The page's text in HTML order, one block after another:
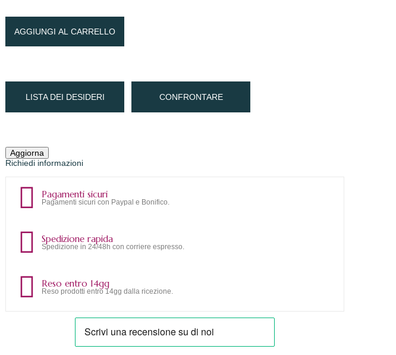
AGGIUNGI AL CARRELLO
LISTA DEI DESIDERI CONFRONTARE
Richiedi informazioni
Pagamenti sicuri
Pagamenti sicuri con Paypal e Bonifico.
Spedizione rapida
Spedizione in 24/48h con corriere espresso.
Reso entro 14gg
Reso prodotti entro 14gg dalla ricezione.